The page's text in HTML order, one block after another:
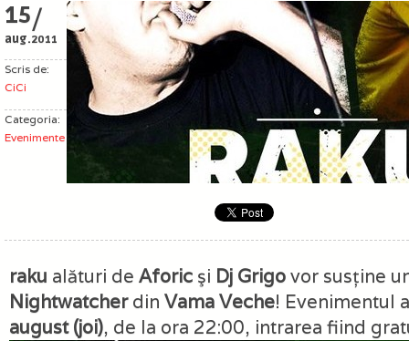
15/
aug.2011
Scris de:
CiCi
Categoria:
Evenimente
raku alături de Aforic şi Dj Grigovor susţine
Nightwatcherdin Vama Veche! Evenimentul
august (joi), de la ora 22:00, intrarea fiind